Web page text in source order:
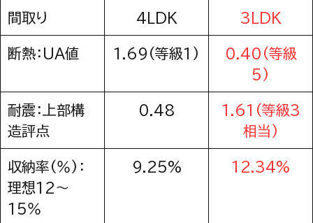
間取り 4LDK 3LDK
断熱：UA値 1.69(等級1)
0.40(等級
5)
耐震：上部構
造評点
0.48
1.61(等級3
相当)
収納率(％)：
理想12～
15％
9.25% 12.34%